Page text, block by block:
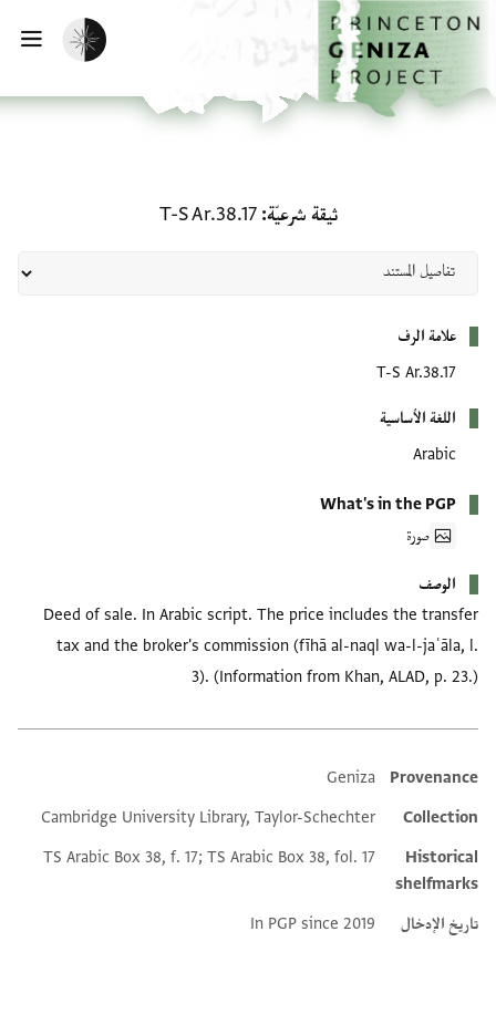
إلى المحتوى الرئيسي
الرئيسية
تفعيل الوضع المظلم
ثيقة شرعيّة T-S Ar.38.17
علامة الرف
T-S Ar.38.17
اللغة الأساسية
Arabic
What's in the PGP
صورة
الوصف
Deed of sale. In Arabic script. The price includes the transfer
tax and the broker's commission (fīhā al-naql wa-l-jaʿāla, l.
3). (Information from Khan, ALAD, p. 23.)
Additional metadata
Provenance
Geniza
Collection
Cambridge University Library, Taylor-Schechter
Historical
shelfmarks
TS Arabic Box 38, f. 17; TS Arabic Box 38, fol. 17
تاريخ الإدخال In PGP since 2019